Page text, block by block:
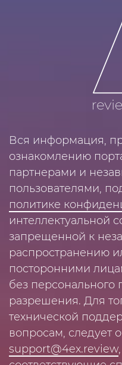
Вся информация,
ознакомлению
партнерами и
пользователями,
политике
интеллектуальной
запрещенной к
распространению
посторонними
без персонального
разрешения. Для
технической
вопросам, следует
support@4ex.review